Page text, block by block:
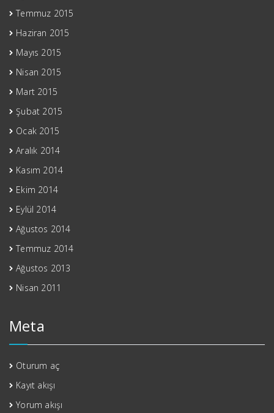
Temmuz 2015
Haziran 2015
Mayıs 2015
Nisan 2015
Mart 2015
Şubat 2015
Ocak 2015
Aralık 2014
Kasım 2014
Ekim 2014
Eylül 2014
Ağustos 2014
Temmuz 2014
Ağustos 2013
Nisan 2011
Meta
Oturum aç
Kayıt akışı
Yorum akışı